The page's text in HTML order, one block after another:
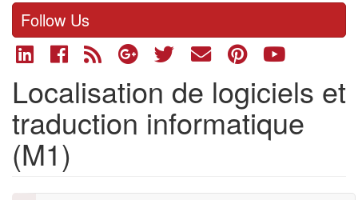
Follow Us
Localisation de logiciels et
traduction informatique
(M1)